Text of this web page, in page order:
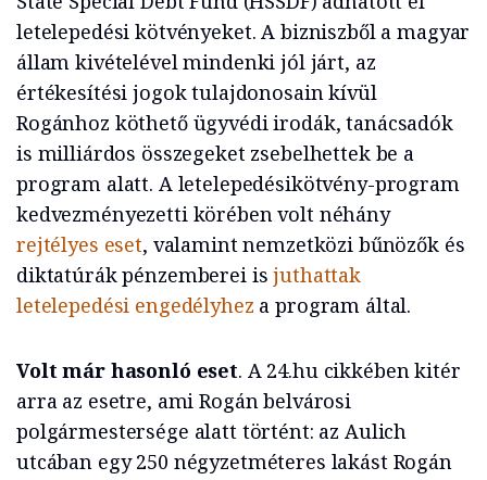
letelepedési kötvényeket. A bizniszből a magyar
állam kivételével mindenki jól járt, az
értékesítési jogok tulajdonosain kívül
Rogánhoz köthető ügyvédi irodák, tanácsadók
is milliárdos összegeket zsebelhettek be a
program alatt. A letelepedésikötvény-program
kedvezményezetti körében volt néhány
rejtélyes eset, valamint nemzetközi bűnözők és
diktatúrák pénzemberei isjuthattak
letelepedési engedélyhez a program által.
Volt már hasonló eset. A 24.hu cikkében kitér
arra az esetre, ami Rogán belvárosi
polgármestersége alatt történt: az Aulich
utcában egy 250 négyzetméteres lakást Rogán